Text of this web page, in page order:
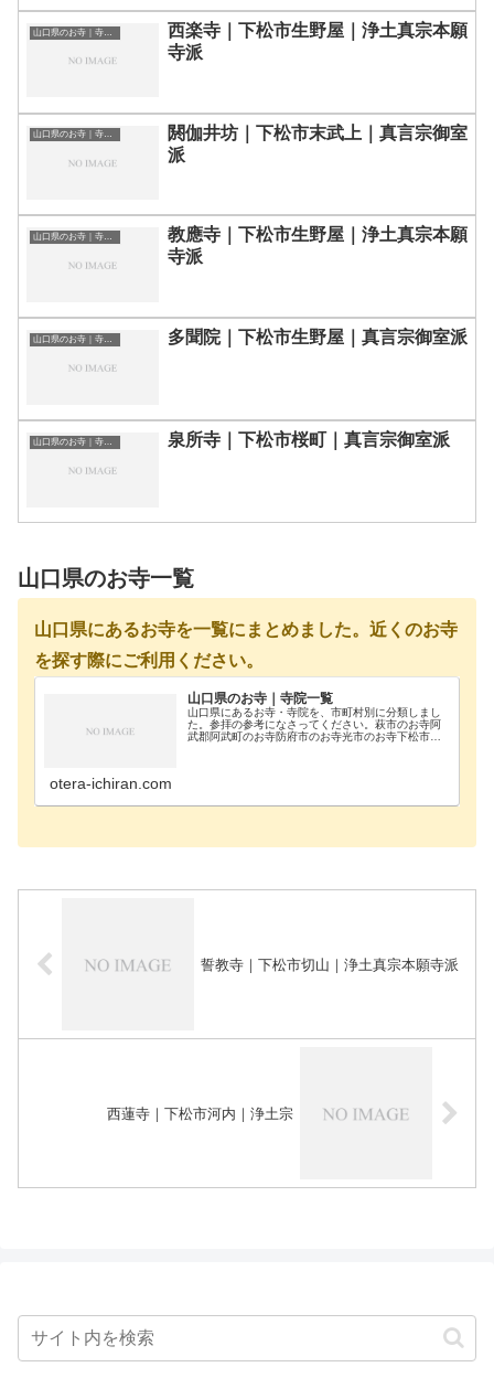
山口県のお寺｜寺院一覧
西楽寺｜下松市生野屋｜浄土真宗本願
寺派
山口県のお寺｜寺院一覧
閼伽井坊｜下松市末武上｜真言宗御室
派
山口県のお寺｜寺院一覧
教應寺｜下松市生野屋｜浄土真宗本願
寺派
山口県のお寺｜寺院一覧 多聞院｜下松市生野屋｜真言宗御室派
山口県のお寺｜寺院一覧 泉所寺｜下松市桜町｜真言宗御室派
山口県のお寺一覧
山口県にあるお寺を一覧にまとめました。近くのお寺
を探す際にご利用ください。
山口県のお寺｜寺院一覧
山口県にあるお寺・寺院を、市町村別に分類しまし
た。参拝の参考になさってください。萩市のお寺阿
武郡阿武町のお寺防府市のお寺光市のお寺下松市の
otera-ichiran.com
誓教寺｜下松市切山｜浄土真宗本願寺派
西蓮寺｜下松市河内｜浄土宗